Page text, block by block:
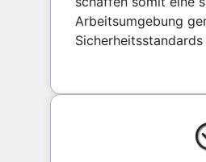
Arbeitsumgebung